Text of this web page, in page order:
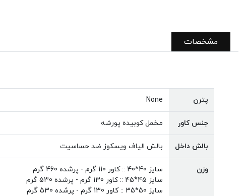
مشخصات
پترن None
جنس کاور مخمل کوبیده پورشه
بالش داخل بالش الیاف ویسکوز ضد حساسیت
وزن
سایز 40*40 :: کاور 110 گرم - پرشده 460 گرم
سایز 45*45 :: کاور 130 گرم - پرشده 530 گرم
سایز 50*35 :: کاور 130 گرم - پرشده 530 گرم